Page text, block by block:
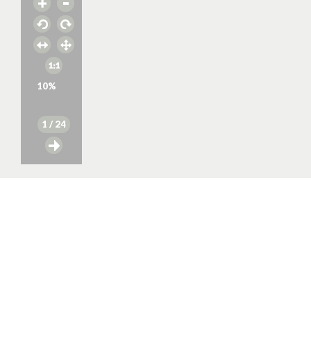
10%
1 / 24